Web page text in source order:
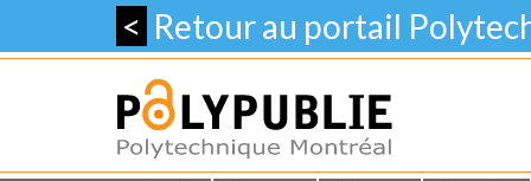
< Retour au portail